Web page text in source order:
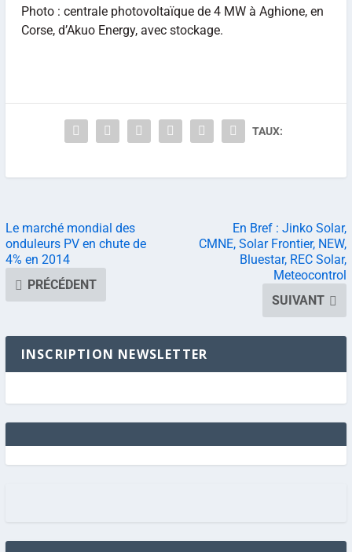
Photo : centrale photovoltaïque de 4 MW à Aghione, en
Corse, d’Akuo Energy, avec stockage.
TAUX:
Le marché mondial des
onduleurs PV en chute de
4% en 2014
PRÉCÉDENT
En Bref : Jinko Solar,
CMNE, Solar Frontier, NEW,
Bluestar, REC Solar,
Meteocontrol
SUIVANT
INSCRIPTION NEWSLETTER